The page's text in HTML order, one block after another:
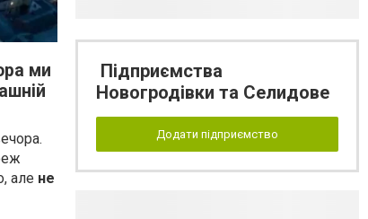
ми
але не
Підприємства
Новогродівки та Селидове
Додати підприємство